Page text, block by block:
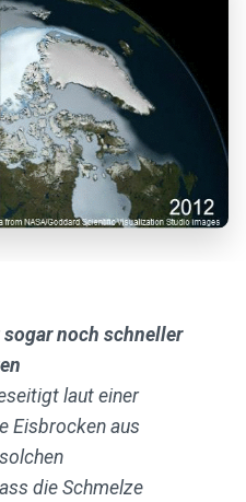
noch schneller
laut einer
Eisbrocken aus
die Schmelze